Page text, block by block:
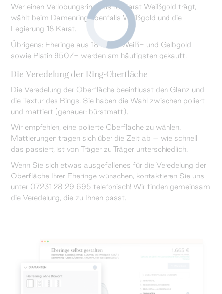
Wer einen Verlobungsring aus 18 Karat Weißgold trägt,
wählt beim Damenring ebenfalls Weißgold und die
Legierung 18 Karat.
Übrigens: Eheringe aus 18 Karat Weiß- und Gelbgold
sowie Platin 950/- werden am häufigsten gekauft.
Die Veredelung der Ring-Oberfläche
Die Veredelung der Oberfläche beeinflusst den Glanz und
die Textur des Rings. Sie haben die Wahl zwischen poliert
und mattiert (genauer: bürstmatt).
Wir empfehlen, eine polierte Oberfläche zu wählen.
Mattierungen tragen sich über die Zeit ab – wie schnell
das passiert, ist von Träger zu Träger unterschiedlich.
Wenn Sie sich etwas ausgefallenes für die Veredelung der
Oberfläche Ihrer Eheringe wünschen, kontaktieren Sie uns
unter 07231 28 29 695 telefonisch! Wir finden gemeinsam
die Veredelung, die zu Ihnen passt.